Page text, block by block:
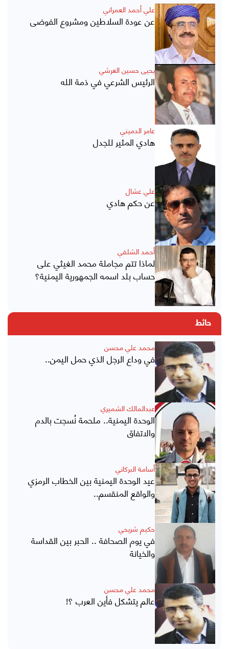
علي أحمد العمراني
عن عودة السلاطين ومشروع الفوضى
يحيى حسين العرشي
الرئيس الشرعي في ذمة الله
عامر الدميني
هادي المثير للجدل
علي عشال
عن حكم هادي
أحمد الشلفي
لماذا تتم مجاملة محمد الغيثي على
حساب بلد اسمه الجمهورية اليمنية؟
حائط
محمد علي محسن
في وداع الرجل الذي حمل اليمن..
عبدالمالك الشميري
الوحدة اليمنية.. ملحمة نُسجت بالدم
والاتفاق
أسامة البركاني
عيد الوحدة اليمنية بين الخطاب الرمزي
والواقع المنقسم..
حكيم شريحي
في يوم الصحافة .. الحبر بين القداسة
والخيانة
محمد علي محسن
عالم يتشكل فأين العرب ؟!